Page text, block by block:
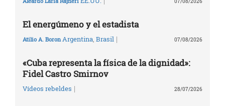
El energúmeno y el estadista
Atilio A. Boron Argentina Brasil | 07/08/2026
«Cuba representa la física de la dignidad»:
Fidel Castro Smirnov
Vídeos rebeldes | 28/07/2026